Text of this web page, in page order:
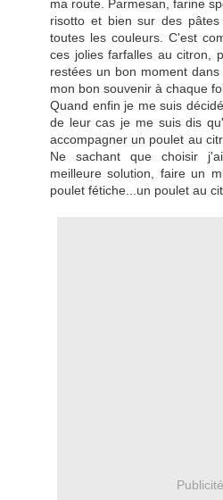
ma route. Parmesan, farine
risotto et bien sur des
toutes les couleurs. C'est
ces jolies farfalles au citron,
restées un bon moment
mon bon souvenir à chaque
Quand enfin je me suis
de leur cas je me suis dis
accompagner un poulet au
Ne sachant que choisir
meilleure solution, faire un
poulet fétiche...un poulet au
Publicité